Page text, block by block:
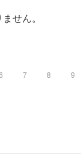
せん。
7 8 9